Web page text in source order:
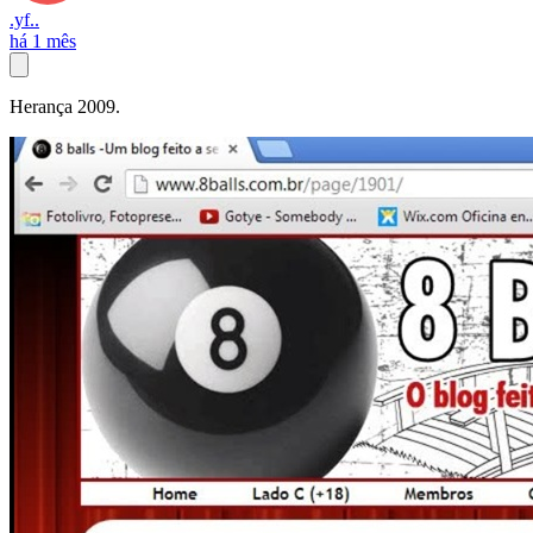
.yf..
há 1 mês
Herança 2009.